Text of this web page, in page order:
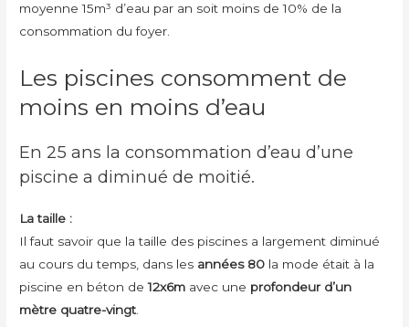
moyenne 15m³ d’eau par an soit moins de 10% de la
consommation du foyer.
Les piscines consomment de
moins en moins d’eau
En 25 ans la consommation d’eau d’une
piscine a diminué de moitié.
La taille :
Il faut savoir que la taille des piscines a largement diminué
au cours du temps, dans les années 80 la mode était à la
piscine en béton de12x6m avec une profondeur d’un
mètre quatre-vingt